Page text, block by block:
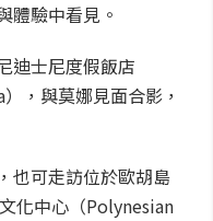
體驗中看見。
迪士尼度假飯店
，與莫娜見面合影，
也可走訪位於歐胡島
化中心（Polynesian